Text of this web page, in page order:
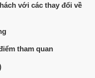
với các thay đổi về
tham quan